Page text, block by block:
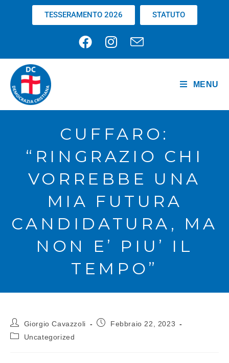
TESSERAMENTO 2026 STATUTO
MENU
CUFFARO:
“RINGRAZIO CHI
VORREBBE UNA
MIA FUTURA
CANDIDATURA, MA
NON E’ PIU’ IL
TEMPO”
Giorgio Cavazzoli
Febbraio 22, 2023
Uncategorized